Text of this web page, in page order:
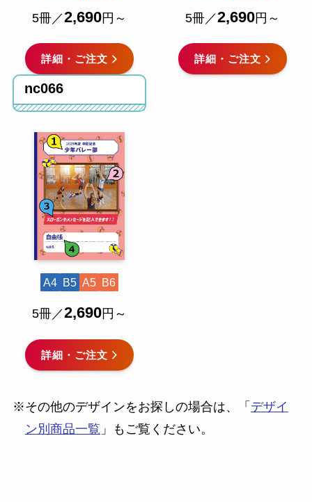
5冊／2,690円～
詳細・ご注文
5冊／2,690円～
詳細・ご注文
nc066
A4 B5 A5 B6
5冊／2,690円～
詳細・ご注文
※その他のデザインをお探しの場合は、「 デザイ
ン別商品一覧 」もご覧ください。